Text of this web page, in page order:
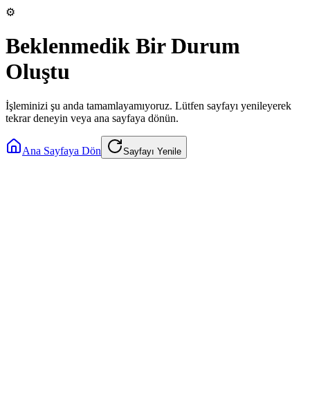
⚙️
Beklenmedik Bir Durum
Oluştu
İşleminizi şu anda tamamlayamıyoruz. Lütfen sayfayı yenileyerek
tekrar deneyin veya ana sayfaya dönün.
Ana Sayfaya Dön Sayfayı Yenile